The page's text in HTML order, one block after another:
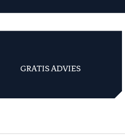
GRATIS ADVIES